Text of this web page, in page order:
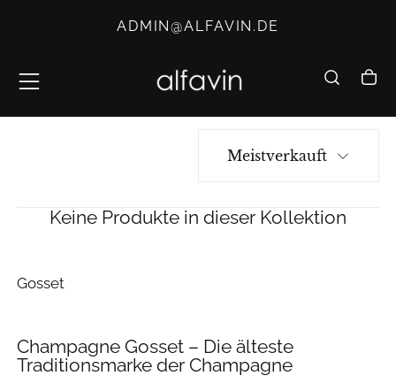
ADMIN@ALFAVIN.DE
Meistverkauft
Keine Produkte in dieser Kollektion
Gosset
Champagne Gosset – Die älteste
Traditionsmarke der Champagne